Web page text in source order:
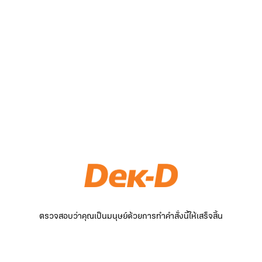
ตรวจสอบว่าคุณเป็นมนุษย์ด้วยการทำคำสั่งนี้ให้เสร็จสิ้น